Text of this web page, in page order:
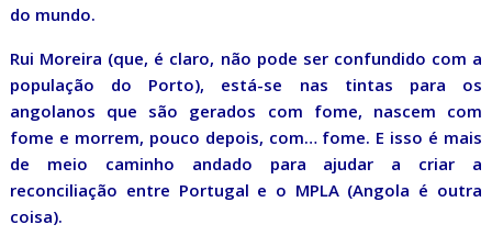
do mundo.
Rui Moreira (que, é claro, não pode ser confundido com a
população do Porto), está-se nas tintas para os
angolanos que são gerados com fome, nascem com
fome e morrem, pouco depois, com… fome. E isso é mais
de meio caminho andado para ajudar a criar a
reconciliação entre Portugal e o MPLA (Angola é outra
coisa).